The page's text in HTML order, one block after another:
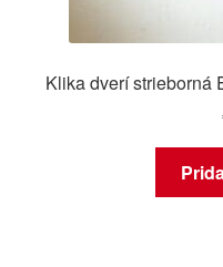
Klika dverí strieborná